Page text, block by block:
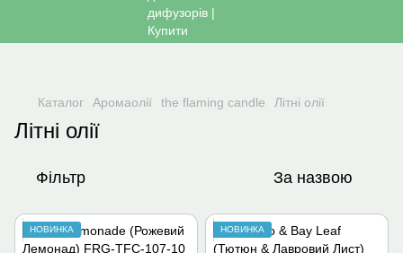
Каталог Аромаолії the flaming candle Літні олії
Літні олії
Фільтр За назвою
НОВИНКА НОВИНКА